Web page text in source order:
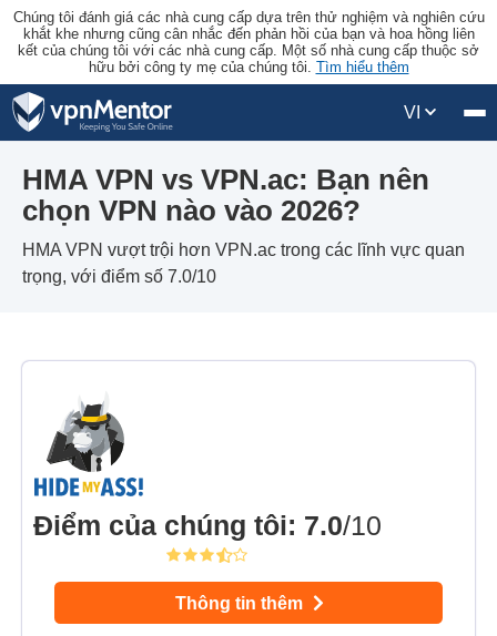
Chúng tôi đánh giá các nhà cung cấp dựa trên thử nghiệm và nghiên cứu
khắt khe nhưng cũng cân nhắc đến phản hồi của bạn và hoa hồng liên
kết của chúng tôi với các nhà cung cấp. Một số nhà cung cấp thuộc sở
hữu bởi công ty mẹ của chúng tôi. Tìm hiểu thêm
VI
HMA VPN vs VPN.ac: Bạn nên
chọn VPN nào vào 2026?
HMA VPN vượt trội hơn VPN.ac trong các lĩnh vực quan
trọng, với điểm số 7.0/10
Điểm của chúng tôi: 7.0/10
Thông tin thêm